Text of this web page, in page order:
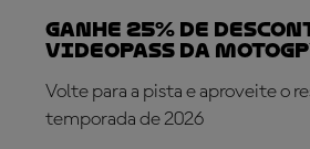
Ganhe 25% de
VideoPass da
Volte para a pista e aproveite o
temporada de 2026